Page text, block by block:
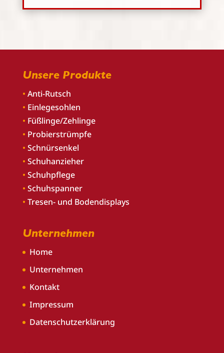
Unsere Produkte
• Anti-Rutsch
• Einlegesohlen
• Füßlinge/Zehlinge
• Probierstrümpfe
• Schnürsenkel
• Schuhanzieher
• Schuhpflege
• Schuhspanner
• Tresen- und Bodendisplays
Unternehmen
Home
Unternehmen
Kontakt
Impressum
Datenschutzerklärung